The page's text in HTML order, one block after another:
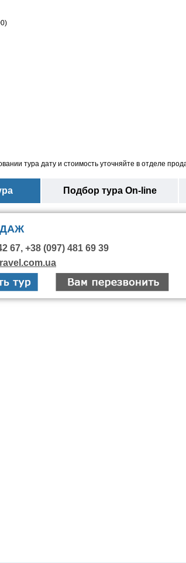
тура дату и стоимость уточняйте в отделе
Подбор тура On-line
67, +38 (097) 481 69 39